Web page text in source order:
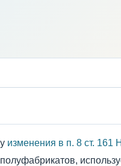
изменения в п. 8 ст. 161